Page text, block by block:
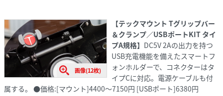
画像(12枚)
【テックマウント Tグリップバー
＆クランプ／USBポートKIT タイ
プA規格】 DC5V 2Aの出力を持つ
USB充電機能を備えたスマートフ
ォンホルダーで、コネクターはタ
イプCに対応。電源ケーブルも付
属する。 ●価格:[マウント]4400～7150円 [USBポート]6380円